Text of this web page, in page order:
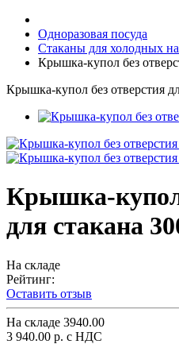
Одноразовая посуда
Стаканы для холодных
Крышка-купол без
Крышка-купол без отверстия
Крышка-купол
для стакана
На складе
Рейтинг:
Оставить отзыв
На складе 3940.00
3 940.00 р. с НДС